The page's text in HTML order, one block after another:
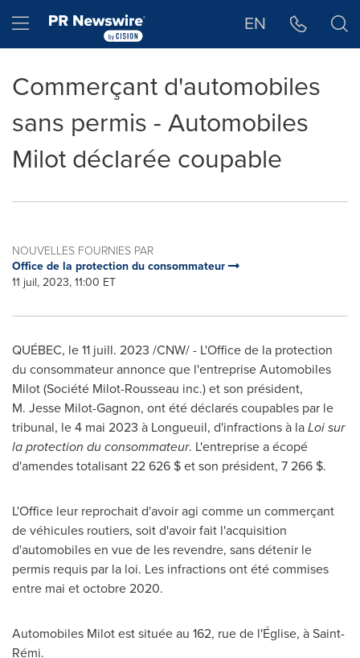
Hamburger menu EN
Commerçant d'automobiles
sans permis - Automobiles
Milot déclarée coupable
NOUVELLES FOURNIES PAR
Office de la protection du consommateur
11 juil, 2023, 11:00 ET
QUÉBEC, le 11 juill. 2023 /CNW/ - L'Office de la protection
du consommateur annonce que l'entreprise Automobiles
Milot (Société Milot-Rousseau inc.) et son président,
M. Jesse Milot-Gagnon, ont été déclarés coupables par le
tribunal, le 4 mai 2023 à Longueuil, d'infractions à laLoi sur
la protection du consommateur. L'entreprise a écopé
d'amendes totalisant 22 626 $ et son président, 7 266 $.
L'Office leur reprochait d'avoir agi comme un commerçant
de véhicules routiers, soit d'avoir fait l'acquisition
d'automobiles en vue de les revendre, sans détenir le
permis requis par la loi. Les infractions ont été commises
entre mai et octobre 2020.
Automobiles Milotest située au 162, rue de l'Église, à Saint-
Rémi.